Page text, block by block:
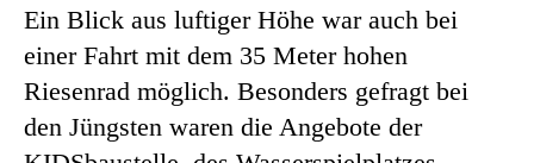
Ein Blick aus luftiger Höhe war auch bei
einer Fahrt mit dem 35 Meter hohen
Riesenrad möglich. Besonders gefragt bei
den Jüngsten waren die Angebote der